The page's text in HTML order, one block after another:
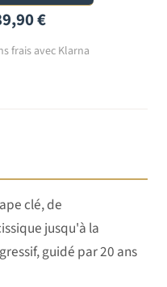
€
frais avec Klarna
clé, de
jusqu'à la
guidé par 20 ans